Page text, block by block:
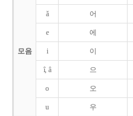
모음
ǎ 어
e 에
i 이
î, â 으
o 오
u 우